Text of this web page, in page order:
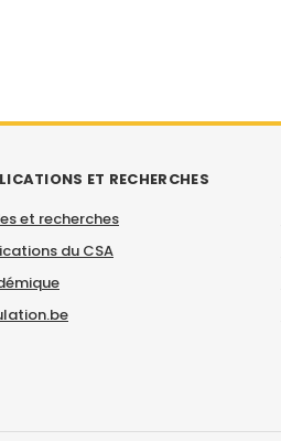
ET RECHERCHES
et recherches
du CSA